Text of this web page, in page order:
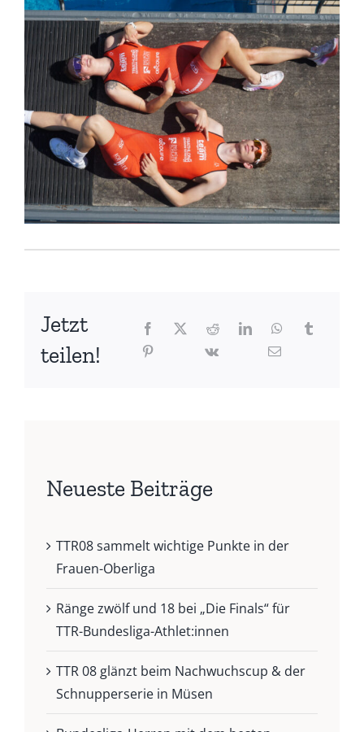
Jetzt
teilen!
Neueste Beiträge
TTR08 sammelt wichtige Punkte in der
Frauen-Oberliga
Ränge zwölf und 18 bei „Die Finals“ für
TTR-Bundesliga-Athlet:innen
TTR 08 glänzt beim Nachwuchscup & der
Schnupperserie in Müsen